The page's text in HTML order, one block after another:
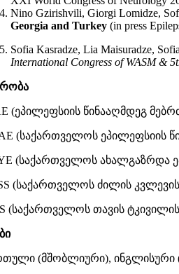
Nino Gzirishvili, Giorgi Lomidze,
Georgia and Turkey (in press
Sofia Kasradze, Lia Maisuradze,
International Congress ofWASM &
(ეპილეფსიის წინააღმდეგ
(საქართველოს ეპილეფსიის
(საქართველოს ახალგაზრდა
(საქართველოს ძილის
(საქართველოს თავის ტკივილის
(მშობლიური), ინგლისური